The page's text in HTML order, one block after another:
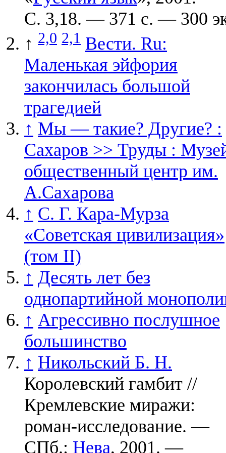
С. 3,18. — 371 с. — 300
↑ 2,0 2,1 Вести. Ru:
Маленькая эйфория
закончилась большой
трагедией
↑ Мы — такие? Другие? :
Сахаров >> Труды :
общественный центр им.
А.Сахарова
↑ С. Г. Кара-Мурза
«Советская цивилизация»
(том II)
↑ Десять лет без
однопартийной
↑ Агрессивно послушное
большинство
↑ Никольский Б. Н.
Королевский гамбит //
Кремлевские миражи:
роман-исследование. —
СПб.: Нева, 2001. —